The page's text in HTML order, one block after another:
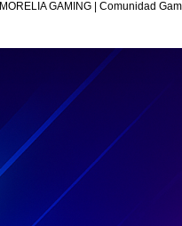
GAMING | Comunidad